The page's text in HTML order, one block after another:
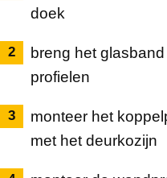
doek
breng het
profielen
monteer het
met het deurkozijn